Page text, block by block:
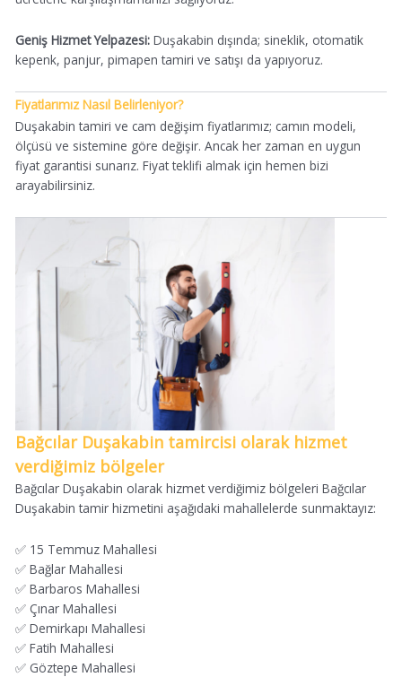
Geniş Hizmet Yelpazesi: Duşakabin dışında; sineklik, otomatik
kepenk, panjur, pimapen tamiri ve satışı da yapıyoruz.
Fiyatlarımız Nasıl Belirleniyor?
Duşakabin tamiri ve cam değişim fiyatlarımız; camın modeli,
ölçüsü ve sistemine göre değişir. Ancak her zaman en uygun
fiyat garantisi sunarız. Fiyat teklifi almak için hemen bizi
arayabilirsiniz.
Bağcılar Duşakabin tamircisi olarak hizmet
verdiğimiz bölgeler
Bağcılar Duşakabin olarak hizmet verdiğimiz bölgeleri Bağcılar
Duşakabin tamir hizmetini aşağıdaki mahallelerde sunmaktayız:
✅ 15 Temmuz Mahallesi
✅ Bağlar Mahallesi
✅ Barbaros Mahallesi
✅ Çınar Mahallesi
✅ Demirkapı Mahallesi
✅ Fatih Mahallesi
✅ Göztepe Mahallesi